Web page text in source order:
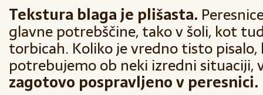
Tekstura blaga je plišasta.
glavne potrebščine, tako v šoli, kot
torbicah. Koliko je vredno tisto
potrebujemo ob neki izredni situaciji,
zagotovo pospravljeno v peresnici.